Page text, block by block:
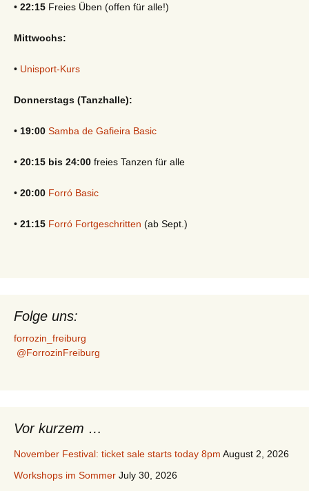
• 22:15 Freies Üben (offen für alle!)
Mittwochs:
• Unisport-Kurs
Donnerstags (Tanzhalle):
• 19:00 Samba de Gafieira Basic
• 20:15 bis 24:00 freies Tanzen für alle
• 20:00 Forró Basic
• 21:15 Forró Fortgeschritten (ab Sept.)
Folge uns:
forrozin_freiburg
@ForrozinFreiburg
Vor kurzem …
November Festival: ticket sale starts today 8pm August 2, 2026
Workshops im Sommer July 30, 2026